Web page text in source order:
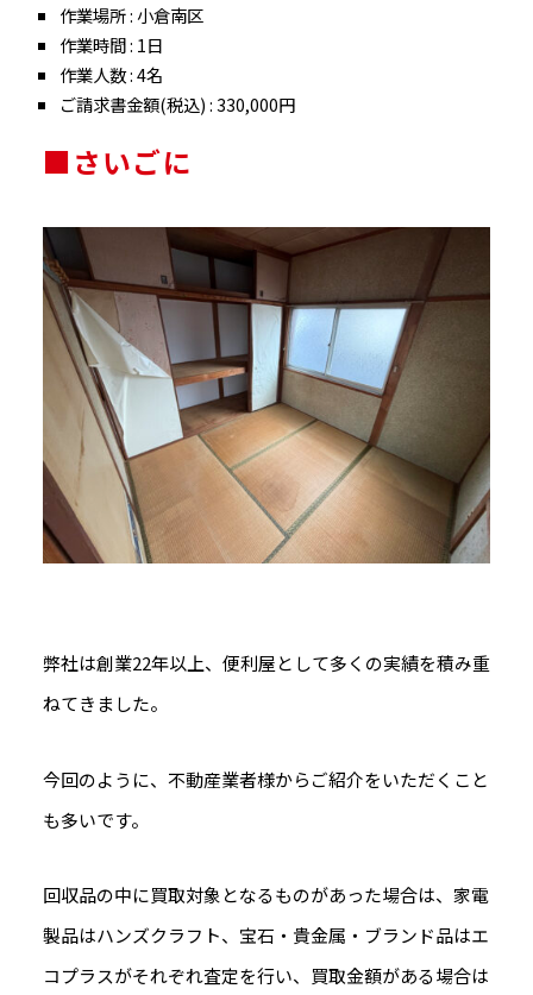
作業場所 : 小倉南区
作業時間 : 1日
作業人数 : 4名
ご請求書金額(税込) : 330,000円
■さいごに
弊社は創業22年以上、便利屋として多くの実績を積み重
ねてきました。
今回のように、不動産業者様からご紹介をいただくこと
も多いです。
回収品の中に買取対象となるものがあった場合は、家電
製品はハンズクラフト、宝石・貴金属・ブランド品はエ
コプラスがそれぞれ査定を行い、買取金額がある場合は